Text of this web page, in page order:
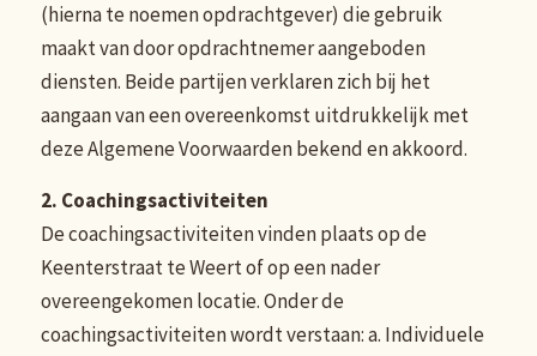
(hierna te noemen opdrachtgever) die gebruik
maakt van door opdrachtnemer aangeboden
diensten. Beide partijen verklaren zich bij het
aangaan van een overeenkomst uitdrukkelijk met
deze Algemene Voorwaarden bekend en akkoord.
2. Coachingsactiviteiten
De coachingsactiviteiten vinden plaats op de
Keenterstraat te Weert of op een nader
overeengekomen locatie. Onder de
coachingsactiviteiten wordt verstaan: a. Individuele